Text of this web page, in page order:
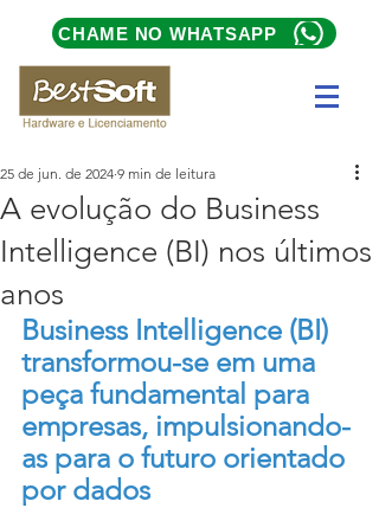
CHAME NO WHATSAPP
A evolução do Business
Intelligence (BI) nos últimos
anos
25 de jun. de 2024 9 min de leitura
Business Intelligence (BI)
transformou-se em uma
peça fundamental para
empresas, impulsionando-
as para o futuro orientado
por dados